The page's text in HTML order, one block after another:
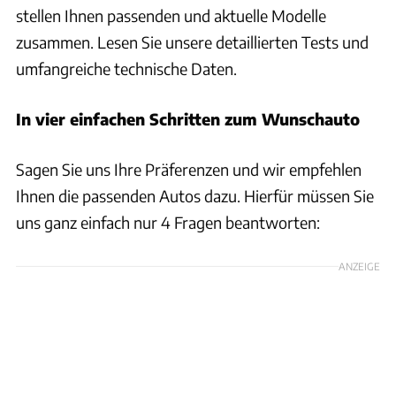
stellen Ihnen passenden und aktuelle Modelle
zusammen. Lesen Sie unsere detaillierten Tests und
umfangreiche technische Daten.
In vier einfachen Schritten zum Wunschauto
Sagen Sie uns Ihre Präferenzen und wir empfehlen
Ihnen die passenden Autos dazu. Hierfür müssen Sie
uns ganz einfach nur 4 Fragen beantworten:
ANZEIGE